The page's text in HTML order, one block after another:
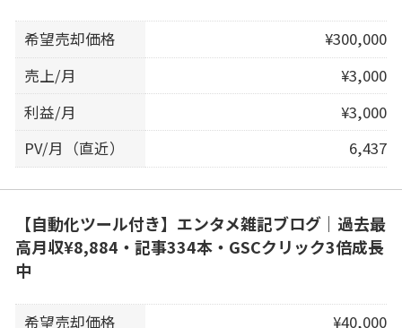
希望売却価格
¥300,000
売上/月
¥3,000
利益/月
¥3,000
PV/月（直近）
6,437
【自動化ツール付き】エンタメ雑記ブログ｜過去最
高月収¥8,884・記事334本・GSCクリック3倍成長
中
希望売却価格 ¥40,000